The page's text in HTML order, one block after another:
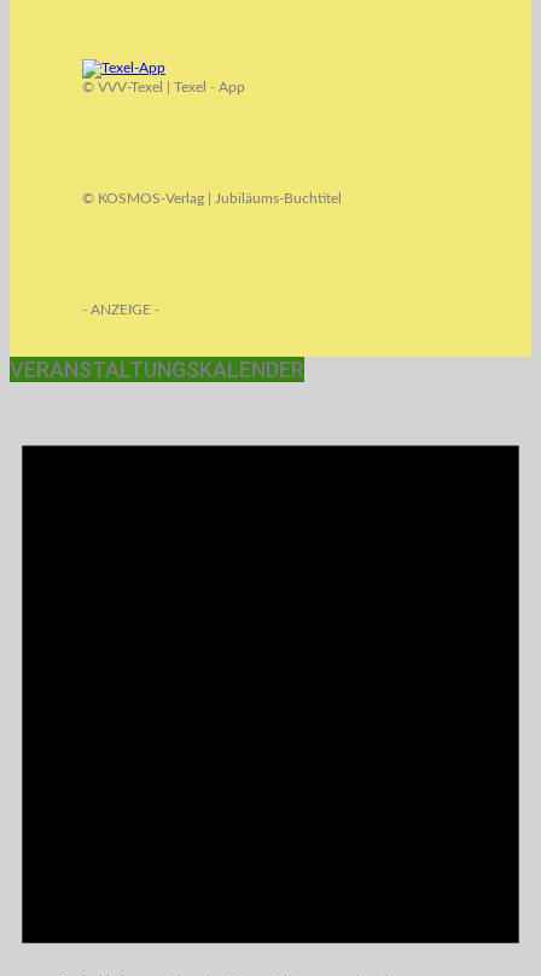
© VVV-Texel | Texel - App
© KOSMOS-Verlag | Jubiläums-Buchtitel
- ANZEIGE -
VERANSTALTUNGSKALENDER